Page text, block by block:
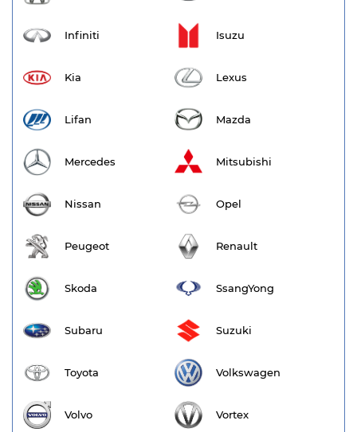
Infiniti Isuzu
Kia Lexus
Lifan Mazda
Mercedes Mitsubishi
Nissan Opel
Peugeot Renault
Skoda SsangYong
Subaru Suzuki
Toyota Volkswagen
Volvo Vortex